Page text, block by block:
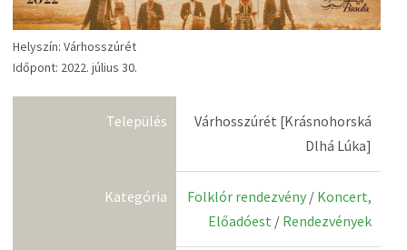
Helyszín: Várhosszúrét
Időpont: 2022. július 30.
Település
Várhosszúrét [Krásnohorská
Dlhá Lúka]
Kategória Folklór rendezvény / Koncert,
Előadóest / Rendezvények